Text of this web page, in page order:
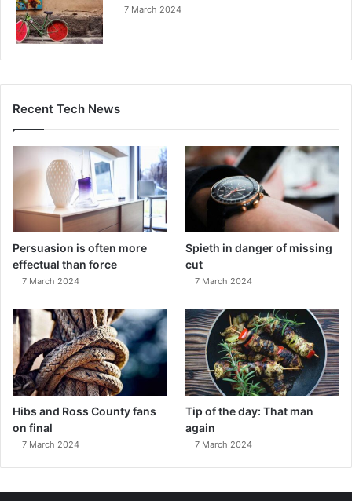
7 March 2024
Recent Tech News
Persuasion is often more
effectual than force
7 March 2024
Spieth in danger of missing
cut
7 March 2024
Hibs and Ross County fans
on final
7 March 2024
Tip of the day: That man
again
7 March 2024